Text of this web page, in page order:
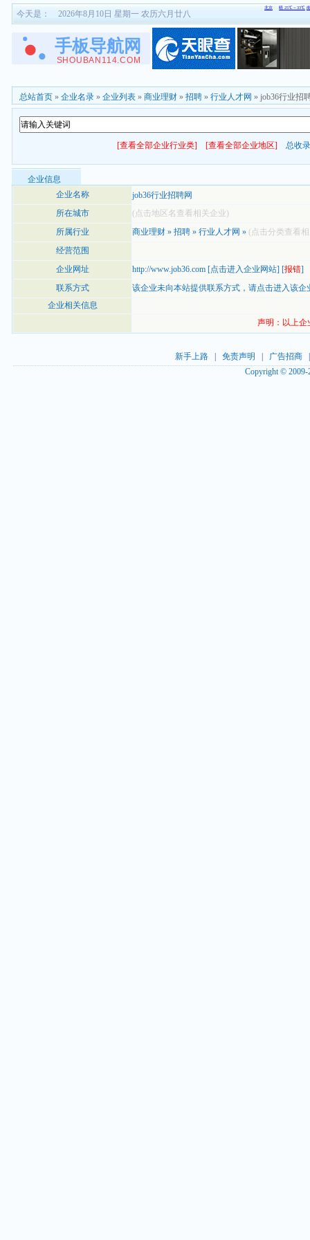
今天是： 2026年8月10日 星期一 农历六月廿八
总站首页 » 企业名录 » 企业列表 » 商业理财 » 招聘 » 行业人才网 » job36行业招
[查看全部企业行业类] [查看全部企业地区] 总收
企业信息
企业名称
job36行业招聘网
所在城市
(点击地区名查看相关企业)
所属行业
商业理财 » 招聘 » 行业人才网 » (点击分类查看
经营范围
企业网址
http://www.job36.com [点击进入企业网站] [报错]
联系方式
该企业未向本站提供联系方式， 请点击进入该企
企业相关信息
声明：以上企
新手上路| 免责声明 广告招商
Copyright ©